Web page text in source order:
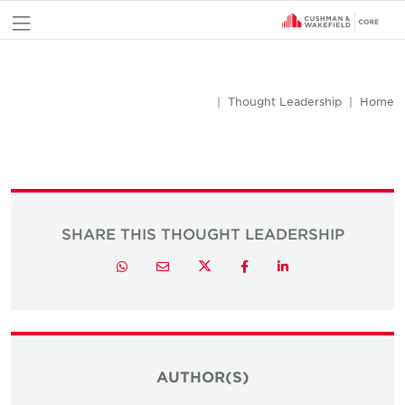
Home
Thought Leadership
SHARE THIS THOUGHT LEADERSHIP
LinkedIn
Facebook
Twitter
Email
Whatsapp
AUTHOR(S)